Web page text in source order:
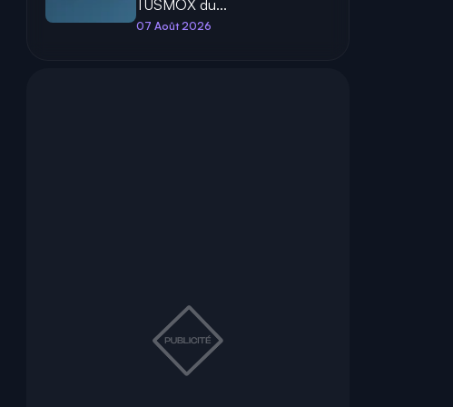
TUSMOX du...
07 Août 2026